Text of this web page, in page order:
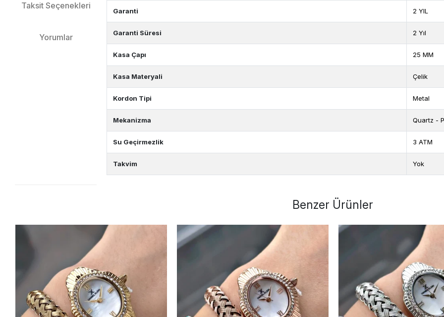
Taksit Seçenekleri
Yorumlar
Garanti 2 YIL
Garanti Süresi 2 Yıl
Kasa Çapı 25 MM
Kasa Materyali Çelik
Kordon Tipi Metal
Mekanizma Quartz -
Su Geçirmezlik 3 ATM
Takvim Yok
Benzer Ürünler